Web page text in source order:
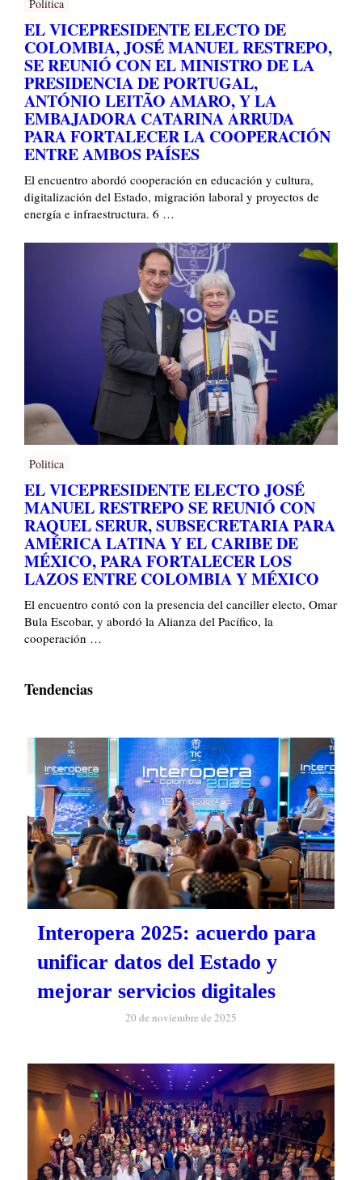
Politica
EL VICEPRESIDENTE ELECTO DE
COLOMBIA, JOSÉ MANUEL RESTREPO,
SE REUNIÓ CON EL MINISTRO DE LA
PRESIDENCIA DE PORTUGAL,
ANTÓNIO LEITÃO AMARO, Y LA
EMBAJADORA CATARINA ARRUDA
PARA FORTALECER LA COOPERACIÓN
ENTRE AMBOS PAÍSES
El encuentro abordó cooperación en educación y cultura,
digitalización del Estado, migración laboral y proyectos de
energía e infraestructura. 6 …
Politica
EL VICEPRESIDENTE ELECTO JOSÉ
MANUEL RESTREPO SE REUNIÓ CON
RAQUEL SERUR, SUBSECRETARIA PARA
AMÉRICA LATINA Y EL CARIBE DE
MÉXICO, PARA FORTALECER LOS
LAZOS ENTRE COLOMBIA Y MÉXICO
El encuentro contó con la presencia del canciller electo, Omar
Bula Escobar, y abordó la Alianza del Pacífico, la
cooperación …
Tendencias
Interopera 2025: acuerdo para
unificar datos del Estado y
mejorar servicios digitales
20 de noviembre de 2025